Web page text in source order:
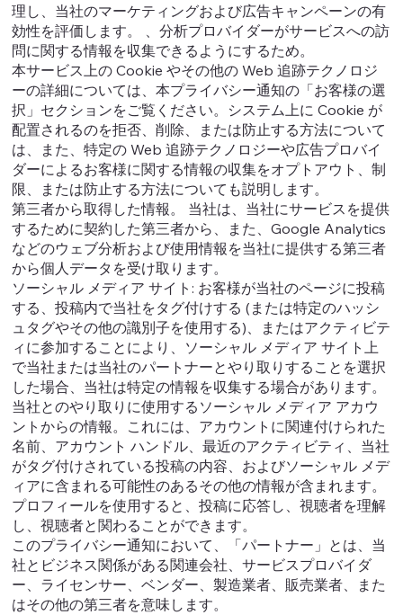
理し、当社のマーケティングおよび広告キャンペーンの有
効性を評価します。 、分析プロバイダーがサービスへの訪
問に関する情報を収集できるようにするため。
本サービス上の Cookie やその他の Web 追跡テクノロジ
ーの詳細については、本プライバシー通知の「お客様の選
択」セクションをご覧ください。システム上に Cookie が
配置されるのを拒否、削除、または防止する方法について
は、また、特定の Web 追跡テクノロジーや広告プロバイ
ダーによるお客様に関する情報の収集をオプトアウト、制
限、または防止する方法についても説明します。
第三者から取得した情報。 当社は、当社にサービスを提供
するために契約した第三者から、また、Google Analytics
などのウェブ分析および使用情報を当社に提供する第三者
から個人データを受け取ります。
ソーシャル メディア サイト: お客様が当社のページに投稿
する、投稿内で当社をタグ付けする (または特定のハッシ
ュタグやその他の識別子を使用する)、またはアクティビテ
ィに参加することにより、ソーシャル メディア サイト上
で当社または当社のパートナーとやり取りすることを選択
した場合、当社は特定の情報を収集する場合があります。
当社とのやり取りに使用するソーシャル メディア アカウ
ントからの情報。これには、アカウントに関連付けられた
名前、アカウント ハンドル、最近のアクティビティ、当社
がタグ付けされている投稿の内容、およびソーシャル メデ
ィアに含まれる可能性のあるその他の情報が含まれます。
プロフィールを使用すると、投稿に応答し、視聴者を理解
し、視聴者と関わることができます。
このプライバシー通知において、「パートナー」とは、当
社とビジネス関係がある関連会社、サービスプロバイダ
ー、ライセンサー、ベンダー、製造業者、販売業者、また
はその他の第三者を意味します。